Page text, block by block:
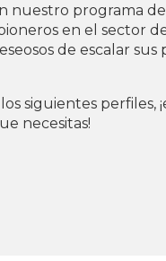
nuestro programa
en el sector
de escalar sus
siguientes perfiles,
necesitas!